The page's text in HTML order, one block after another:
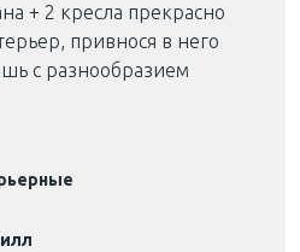
+ 2 кресла прекрасно
привнося в него
с разнообразием